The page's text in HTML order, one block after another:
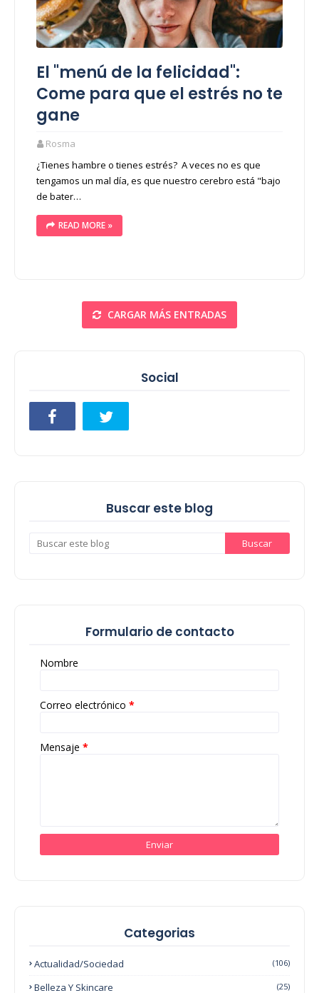
El "menú de la felicidad":
Come para que el estrés no te
gane
Rosma
¿Tienes hambre o tienes estrés? A veces no es que
tengamos un mal día, es que nuestro cerebro está "bajo
de bater…
READ MORE »
CARGAR MÁS ENTRADAS
Social
Buscar este blog
Formulario de contacto
Nombre
Correo electrónico *
Mensaje *
Categorias
Actualidad/Sociedad (106)
Belleza Y Skincare (25)